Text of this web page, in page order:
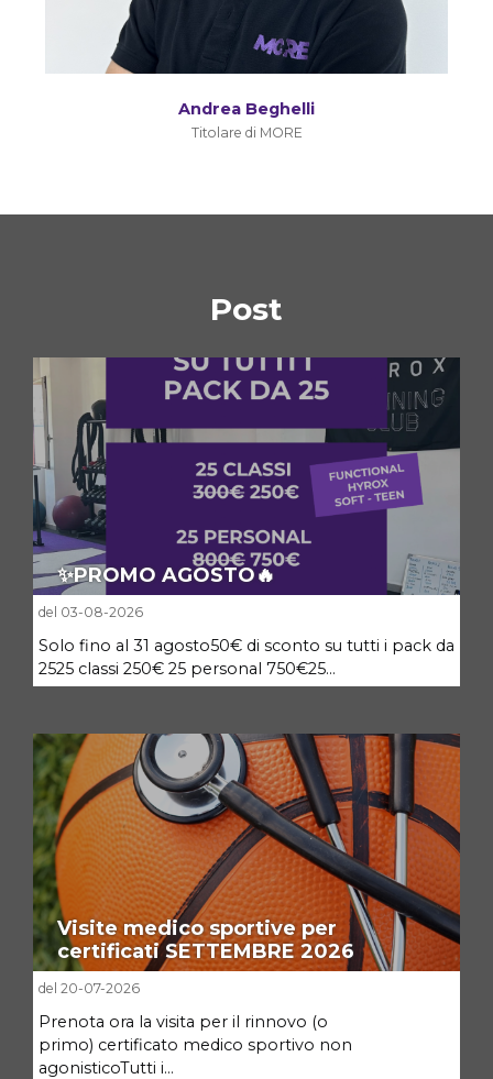
Andrea Beghelli
Titolare di MORE
Post
✨PROMO AGOSTO🔥
del 03-08-2026
Solo fino al 31 agosto50€ di sconto su tutti i pack da
2525 classi 250€ 25 personal 750€25...
Visite medico sportive per
certificati SETTEMBRE 2026
del 20-07-2026
Prenota ora la visita per il rinnovo (o
primo) certificato medico sportivo non
agonisticoTutti i...